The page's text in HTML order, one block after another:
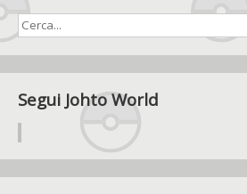
Segui Johto World